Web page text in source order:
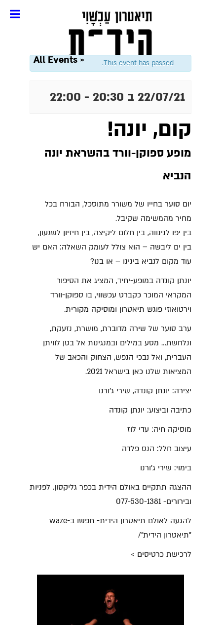
« All Events This event has passed.
22/07/21 ב 20:30 -
22:00
קום, יונה!
מופע ספוקן-וורד בהשראת יונה
הנביא
יום סוער בחייו של משורר מתוסכל, הבורח בכל
מחיר מהמשימה שקיבל.
בין יפו לנינווה, בין חלום ליקיצה, בין חיזיון לשגעון,
בין ים ליבשה – הוא צולל לעומק השאלה: האם יש
עוד מקום לנביא בינינו – או בנו?
יונתן קונדה במופע-יחיד, המציג את הסיפור
המקראי המוכר כקברט עכשווי, בו ספוקן-וורד
וירטואוזי פוגש תיאטרון ומוסיקה מקורית.
ערב סוער של שירה מדוברת, מושרת, נזעקת,
ונלחשת… מסע במילים ובמנגינות אל בטן לוויתן
העברית, ואל נבכי הנפש, הצחוק והכאב של
המציאות שלנו כאן בישראל 2021.
יצירה: יונתן קונדה, שירי ג'ורנו
כתיבה וביצוע: יונתן קונדה
מוסיקה חיה: עדי לוז
עיצוב חלל: הנס פלדה
בימוי: שירי ג'ורנו
ההצגה תתקיים באולם הידית בכפר גליקסון. לפניות
ובירורים- 077-530-1381
להגעה לאולם תיאטרון הידית- חפשו ב-waze
"תיאטרון הידית"/
לרכישת כרטיסים >